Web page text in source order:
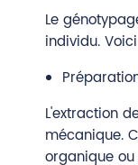
Le
individu.
L'extraction
mécanique.
organique